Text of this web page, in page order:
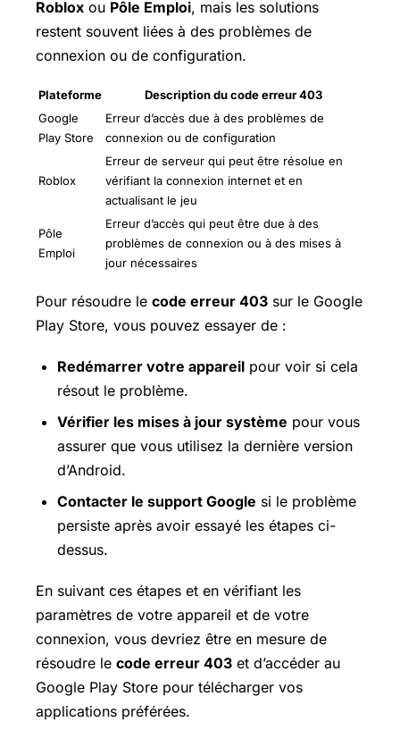
Roblox ou Pôle Emploi, mais les solutions
restent souvent liées à des problèmes de
connexion ou de configuration.
Plateforme
Description du code erreur 403
Google
Play Store
Erreur d’accès due à des problèmes de
connexion ou de configuration
Roblox
Erreur de serveur qui peut être résolue en
vérifiant la connexion internet et en
actualisant le jeu
Pôle
Emploi
Erreur d’accès qui peut être due à des
problèmes de connexion ou à des mises à
jour nécessaires
Pour résoudre le code erreur 403 sur le Google
Play Store, vous pouvez essayer de :
Redémarrer votre appareil pour voir si cela
résout le problème.
Vérifier les mises à jour système pour vous
assurer que vous utilisez la dernière version
d’Android.
Contacter le support Google si le problème
persiste après avoir essayé les étapes ci-
dessus.
En suivant ces étapes et en vérifiant les
paramètres de votre appareil et de votre
connexion, vous devriez être en mesure de
résoudre le code erreur 403 et d’accéder au
Google Play Store pour télécharger vos
applications préférées.